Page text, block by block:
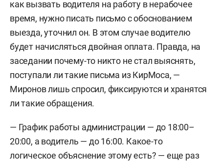
как вызвать водителя на работу в нерабочее
время, нужно писать письмо с обоснованием
выезда, уточнил он. В этом случае водителю
будет начисляться двойная оплата. Правда, на
заседании почему-то никто не стал выяснять,
поступали ли такие письма из КирМоса, —
Миронов лишь спросил, фиксируются и хранятся
ли такие обращения.
— График работы администрации — до 18:00–
20:00, а водитель — до 16:00. Какое-то
логическое объяснение этому есть? — еще раз